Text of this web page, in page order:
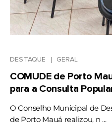
DESTAQUE GERAL
COMUDE de Porto
para a Consulta
O Conselho Municipal de
de Porto Mauá realizou, n ...